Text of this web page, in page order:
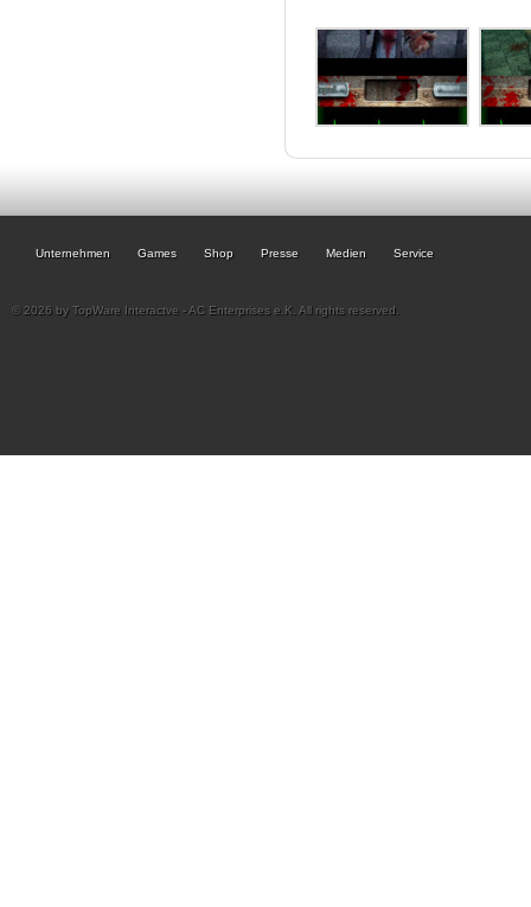
Unternehmen Games Shop Presse Medien Service
© 2026 by TopWare Interactve - AC Enterprises e.K. All rights reserved.